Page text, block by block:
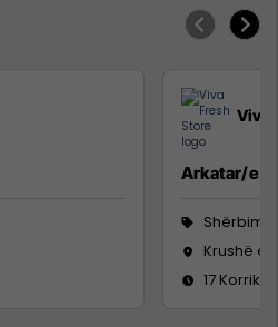
Viva
Arkatar/e
Krushë e
17 Korrik